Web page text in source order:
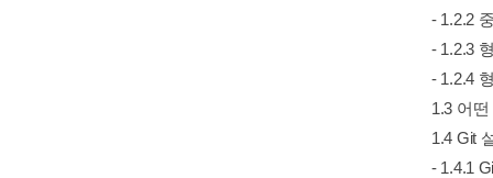
- 1.2.2
- 1.2.3
- 1.2.4
1.3 어
1.4 Git
- 1.4.1